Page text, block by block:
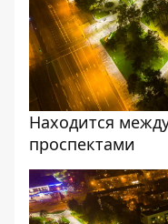
Находится
проспектами